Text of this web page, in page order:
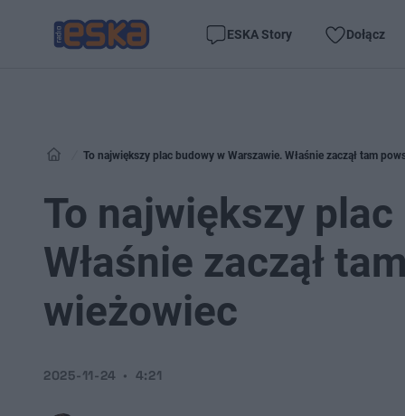
ESKA Story Dołącz
To największy plac budowy w Warszawie. Właśnie zaczął tam
To największy
Właśnie zaczął
wieżowiec
2025-11-24 4:21